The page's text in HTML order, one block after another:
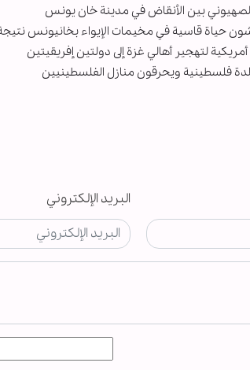
بين الأنقاض في مدينة خان يونس
حياة قاسية في مخيمات الإيواء بخانيونس
لتهجير أهالي غزة إلى دولتين إفريقيتين
فلسطينية ويحرقون منازل الفلسطينيين
البريد الإلكتروني